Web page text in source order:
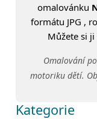
omalovánku
formátu JPG ,
Můžete si
Omalování
motoriku dětí.
Kategorie